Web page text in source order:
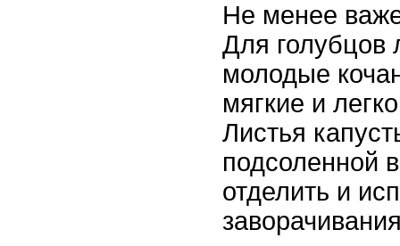
Не менее
Для голубцов
молодые
мягкие и
Листья
подсоленной
отделить и